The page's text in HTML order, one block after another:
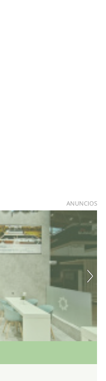
ANUNCIOS